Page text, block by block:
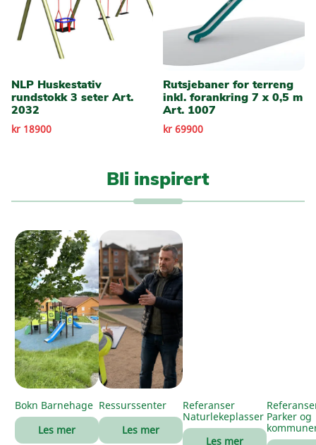
NLP Huskestativ
rundstokk 3 seter Art.
2032
kr 18900
Rutsjebaner for terreng
inkl. forankring 7 x 0,5 m
Art. 1007
kr 69900
Bli inspirert
Bokn Barnehage
Les mer
Ressurssenter
Les mer
Referanser
Naturlekeplasser
Les mer
Parker og